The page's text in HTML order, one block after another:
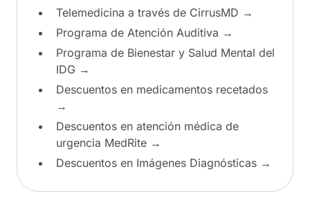
Telemedicina a través de CirrusMD →
Programa de Atención Auditiva →
Programa de Bienestar y Salud Mental del
IDG →
Descuentos en medicamentos recetados
→
Descuentos en atención médica de
urgencia MedRite →
Descuentos en Imágenes Diagnósticas →